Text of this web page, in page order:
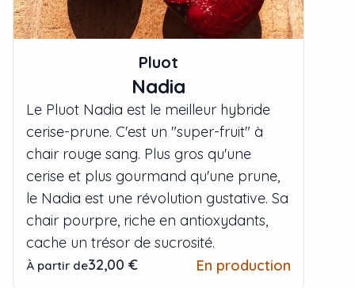
Pluot
Nadia
Le Pluot Nadia est le meilleur hybride
cerise-prune. C'est un "super-fruit" à
chair rouge sang. Plus gros qu'une
cerise et plus gourmand qu'une prune,
le Nadia est une révolution gustative. Sa
chair pourpre, riche en antioxydants,
cache un trésor de sucrosité.
À partir de32,00 € En production